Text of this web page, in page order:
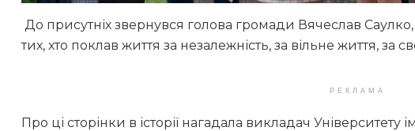
До присутніх звернувся голова громади Вячеслав
тих, хто поклав життя за незалежність, за вільне життя, за
РЕКЛАМА
Про ці сторінки в історії нагадала викладач Університету